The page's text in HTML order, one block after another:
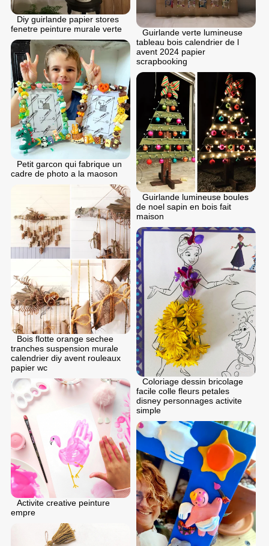
Diy guirlande papier stores
fenetre peinture murale verte
Guirlande verte lumineuse
tableau bois calendrier de l
avent 2024 papier
scrapbooking
Petit garcon qui fabrique un
cadre de photo a la maoson
Guirlande lumineuse boules
de noel sapin en bois fait
maison
Bois flotte orange sechee
tranches suspension murale
calendrier diy avent rouleaux
papier wc
Coloriage dessin bricolage
facile colle fleurs petales
disney personnages activite
simple
Activite creative peinture
empre